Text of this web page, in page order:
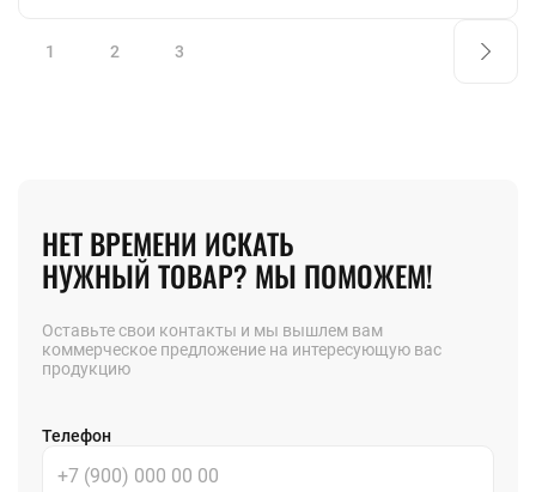
1 2 3
НЕТ ВРЕМЕНИ ИСКАТЬ
НУЖНЫЙ ТОВАР? МЫ ПОМОЖЕМ!
Оставьте свои контакты и мы вышлем вам
коммерческое предложение на интересующую вас
продукцию
Телефон